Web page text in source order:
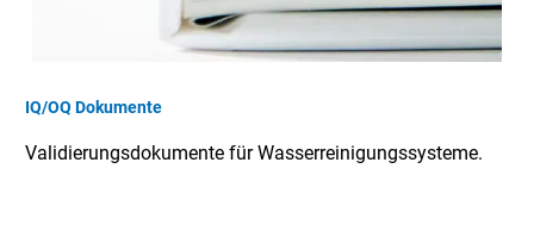
IQ/OQ Dokumente
Validierungsdokumente für Wasserreinigungssysteme.